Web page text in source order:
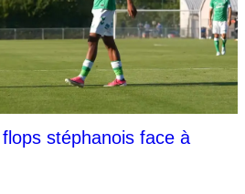
stéphanois face à